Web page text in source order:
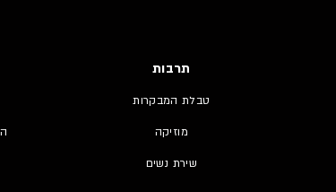
תרבות
טבלת המבקרות
מוזיקה
שירת נשים